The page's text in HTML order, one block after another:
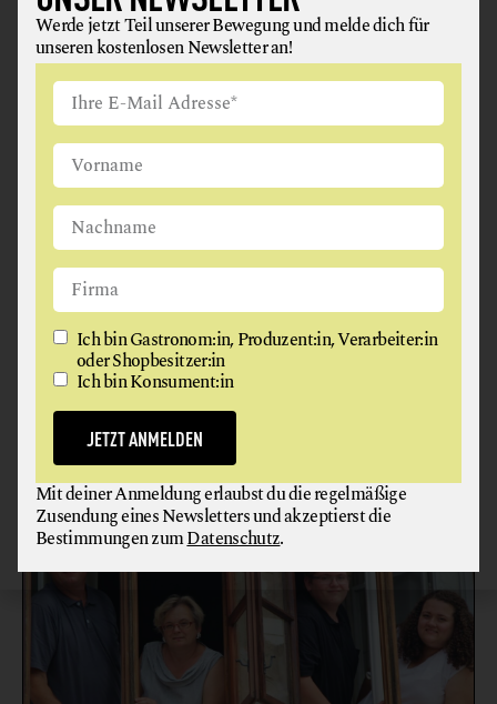
WEINGUT GASSNER
WEIN
7071 Rust
Werde jetzt Teil unserer Bewegung und melde dich für
unseren kostenlosen Newsletter an!
Ich bin Gastronom:in, Produzent:in, Verarbeiter:in
oder Shopbesitzer:in
Ich bin Konsument:in
JETZT ANMELDEN
Mit deiner Anmeldung erlaubst du die regelmäßige
Zusendung eines Newsletters und akzeptierst die
Bestimmungen zumDatenschutz.